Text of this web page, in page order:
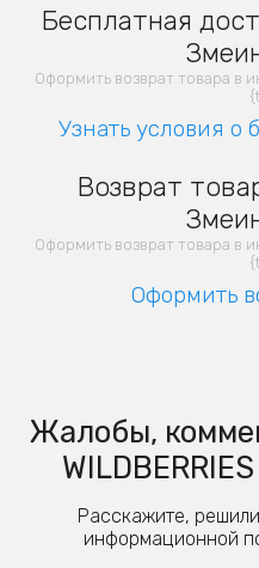
Бесплатная
Оформить возврат товара в
Узнать условия о
Возврат
Оформить возврат товара в
Оформить
Жалобы,
Расскажите,
информационной